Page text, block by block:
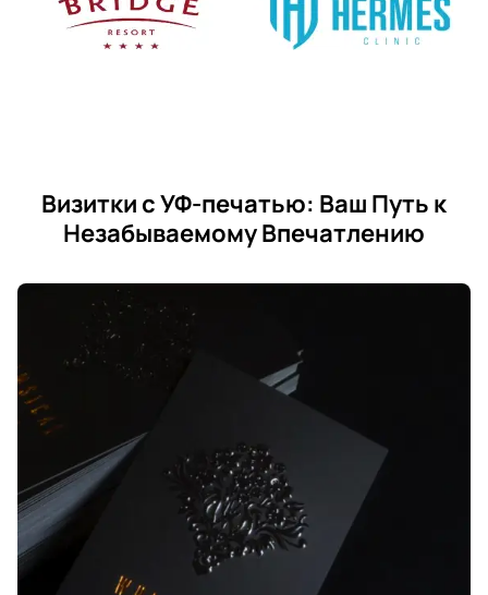
Визитки с УФ-печатью: Ваш Путь к
Незабываемому Впечатлению